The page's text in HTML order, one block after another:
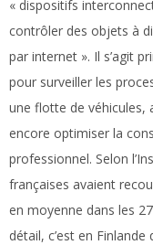
« dispositifs
contrôler des objets à
par internet ». Il s’agit
pour surveiller les
une flotte de véhicules,
encore optimiser la
professionnel. Selon
françaises avaient
en moyenne dans les
détail, c’est en